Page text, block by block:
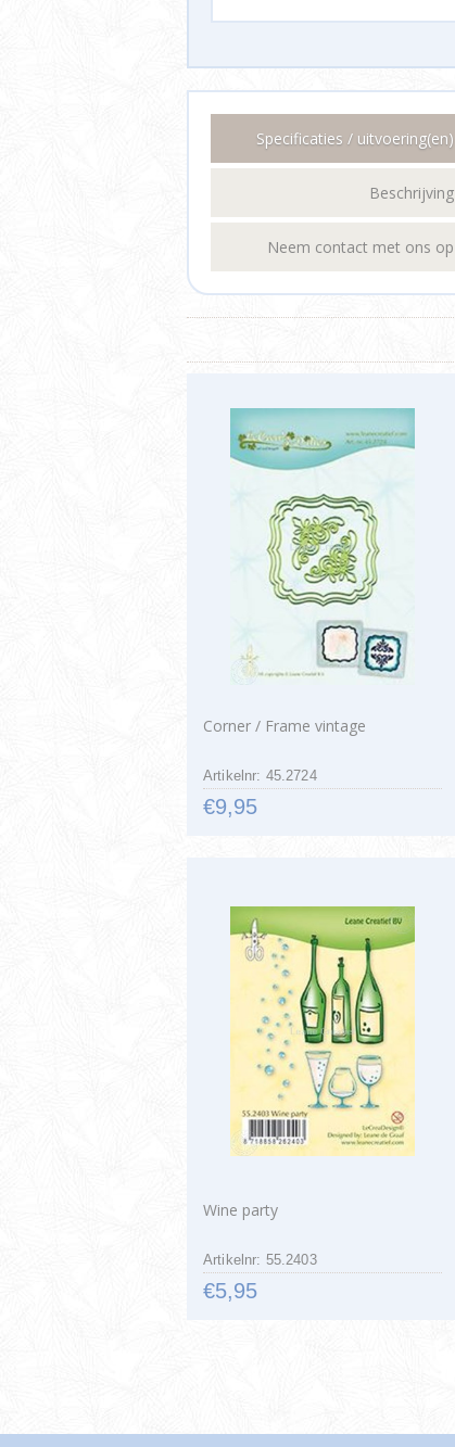
Specificaties / uitvoering(en)
Beschrijving
Neem contact met ons op
Corner / Frame vintage
Artikelnr: 45.2724
€9,95
Wine party
Artikelnr: 55.2403
€5,95